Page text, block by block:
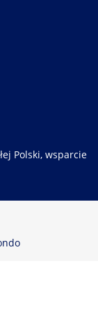
Polski, wsparcie